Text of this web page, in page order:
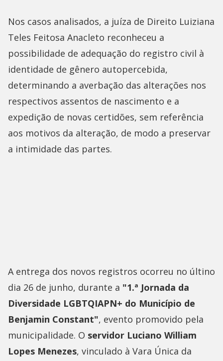
Nos casos analisados, a juíza de Direito Luiziana
Teles Feitosa Anacleto reconheceu a
possibilidade de adequação do registro civil à
identidade de gênero autopercebida,
determinando a averbação das alterações nos
respectivos assentos de nascimento e a
expedição de novas certidões, sem referência
aos motivos da alteração, de modo a preservar
a intimidade das partes.
A entrega dos novos registros ocorreu no últino
dia 26 de junho, durante a "1.ª Jornada da
Diversidade LGBTQIAPN+ do Município de
Benjamin Constant", evento promovido pela
municipalidade. O servidor Luciano William
Lopes Menezes, vinculado à Vara Única da